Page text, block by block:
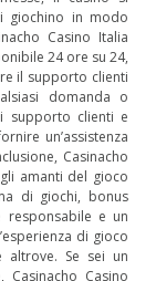
giochino in modo
Casino Italia
24 ore su 24,
il supporto clienti
domanda o
supporto clienti e
un’assistenza
Casinacho
amanti del gioco
di giochi, bonus
responsabile e un
di gioco
Se sei un
Casino